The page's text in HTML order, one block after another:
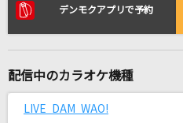
[生音]ちりぬるを
心絵
ロードオブメジャー
デンモクアプリで予約
配信中のカラオケ機種
LIVE DAM WAO!